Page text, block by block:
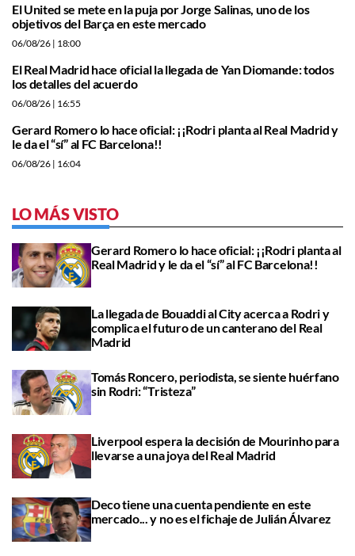
El United se mete en la puja por Jorge Salinas, uno de los
objetivos del Barça en este mercado
06/08/26 | 18:00
El Real Madrid hace oficial la llegada de Yan Diomande: todos
los detalles del acuerdo
06/08/26 | 16:55
Gerard Romero lo hace oficial: ¡¡Rodri planta al Real Madrid y
le da el “sí” al FC Barcelona!!
06/08/26 | 16:04
LO MÁS VISTO
Gerard Romero lo hace oficial: ¡¡Rodri planta al
Real Madrid y le da el “sí” al FC Barcelona!!
La llegada de Bouaddi al City acerca a Rodri y
complica el futuro de un canterano del Real
Madrid
Tomás Roncero, periodista, se siente huérfano
sin Rodri: “Tristeza”
Liverpool espera la decisión de Mourinho para
llevarse a una joya del Real Madrid
Deco tiene una cuenta pendiente en este
mercado... y no es el fichaje de Julián Álvarez